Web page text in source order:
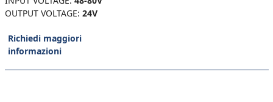
OUTPUT VOLTAGE: 24V
Richiedi maggiori
informazioni